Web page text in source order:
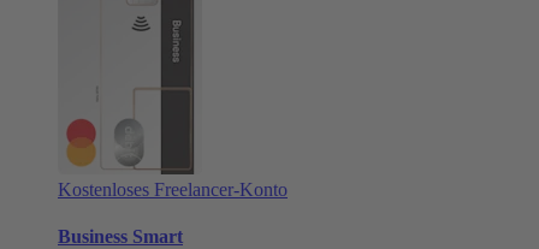
Kostenloses Freelancer-Konto
Business Smart